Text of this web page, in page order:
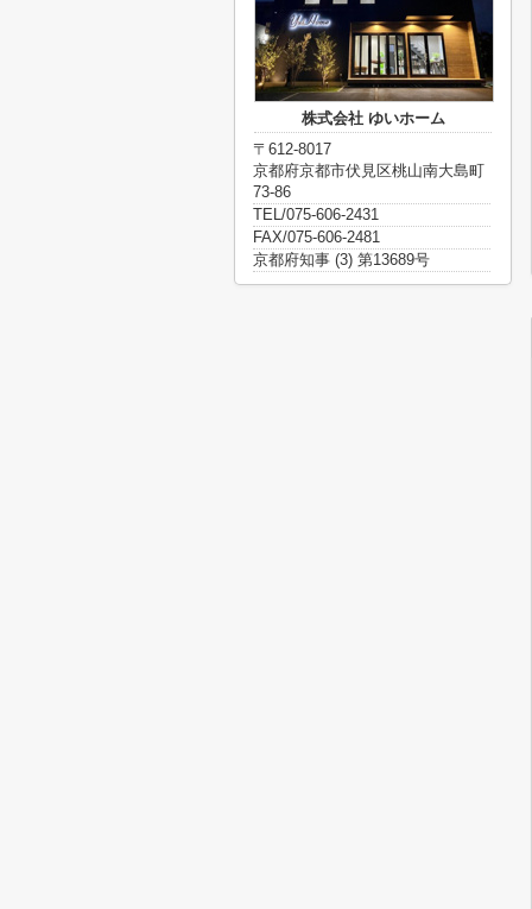
株式会社 ゆいホーム
〒612-8017
京都府京都市伏見区桃山南大島町
73-86
TEL/075-606-2431
FAX/075-606-2481
京都府知事 (3) 第13689号